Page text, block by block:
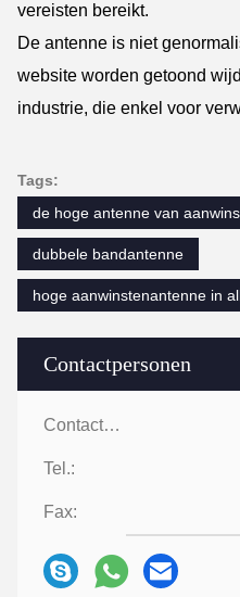
Contactpersonen
Contactpersonen:
Tel.:
Fax:
vereisten bereikt.
De antenne is niet
website worden getoond
industrie, die enkel voor
Tags:
de hoge antenne van
dubbele bandantenne
hoge aanwinstenantenne in